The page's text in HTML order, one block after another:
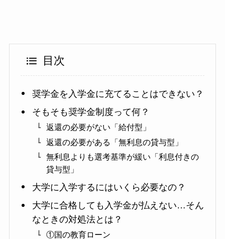
目次
奨学金を入学金に充てることはできない？
そもそも奨学金制度って何？
返還の必要がない「給付型」
返還の必要がある「無利息の貸与型」
無利息よりも選考基準が緩い「利息付きの
貸与型」
大学に入学するにはいくら必要なの？
大学に合格しても入学金が払えない…そん
なときの対処法とは？
①国の教育ローン